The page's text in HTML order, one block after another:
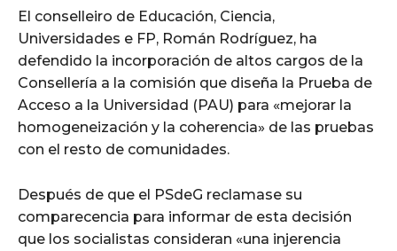
El conselleiro de Educación, Ciencia,
Universidades e FP, Román Rodríguez, ha
defendido la incorporación de altos cargos de la
Consellería a la comisión que diseña la Prueba de
Acceso a la Universidad (PAU) para «mejorar la
homogeneización y la coherencia» de las pruebas
con el resto de comunidades.
Después de que el PSdeG reclamase su
comparecencia para informar de esta decisión
que los socialistas consideran «una injerencia